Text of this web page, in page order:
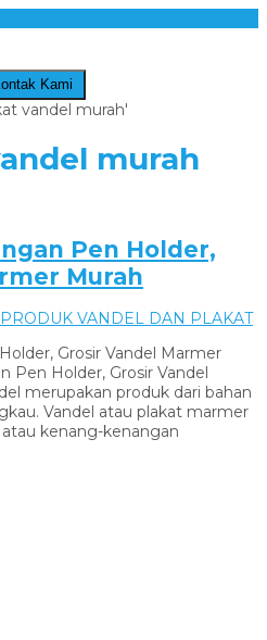
Kami
vandel murah'
murah
Pen Holder,
Murah
PRODUK VANDEL DAN PLAKAT
Grosir Vandel Marmer
Pen Holder, Grosir Vandel
merupakan produk dari bahan
Vandel atau plakat marmer
kenang-kenangan